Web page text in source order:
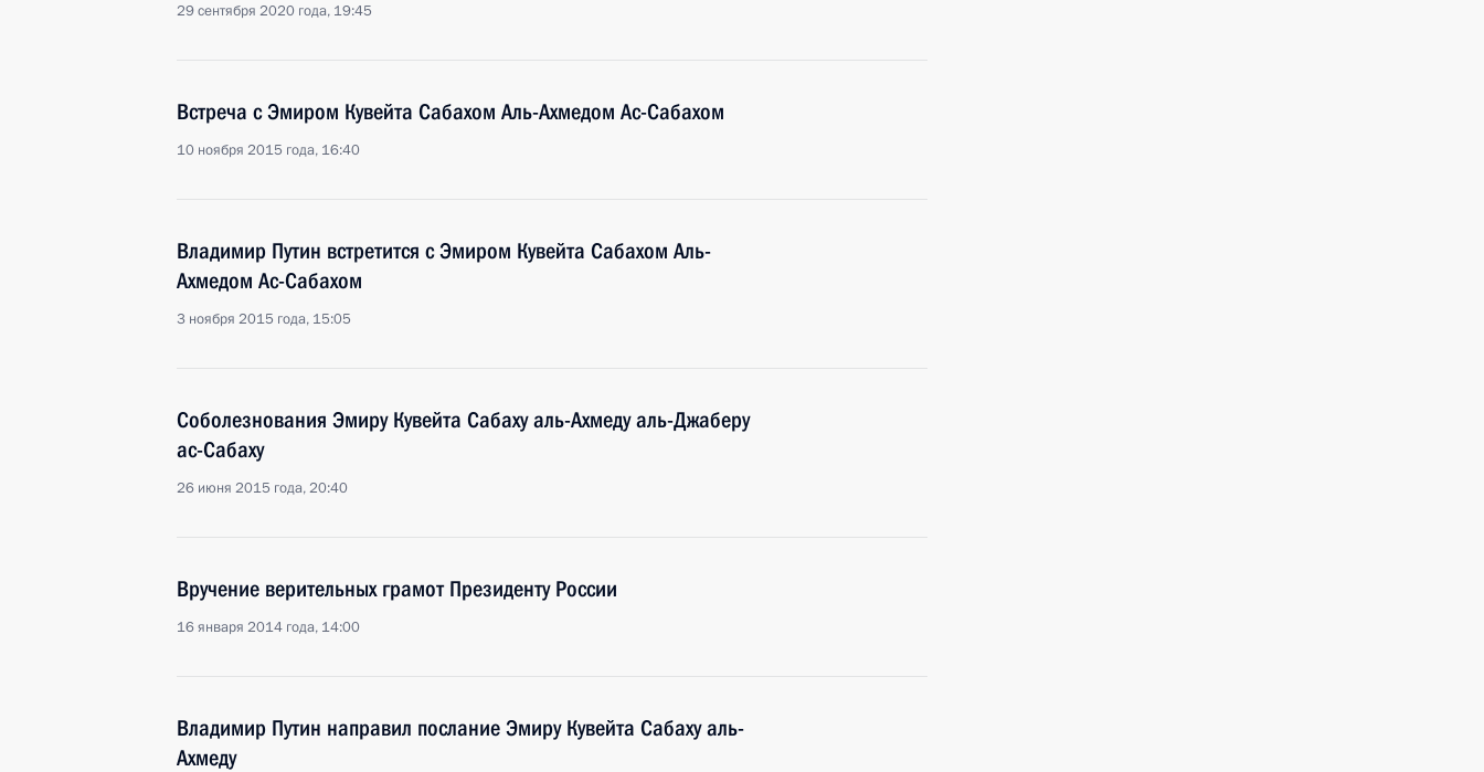
29 сентября 2020 года, 19:45
Встреча с Эмиром Кувейта Сабахом Аль-Ахмедом Ас-Сабахом
10 ноября 2015 года, 16:40
Владимир Путин встретится с Эмиром Кувейта Сабахом Аль-
Ахмедом Ас-Сабахом
3 ноября 2015 года, 15:05
Соболезнования Эмиру Кувейта Сабаху аль-Ахмеду аль-Джаберу
ас-Сабаху
26 июня 2015 года, 20:40
Вручение верительных грамот Президенту России
16 января 2014 года, 14:00
Владимир Путин направил послание Эмиру Кувейта Сабаху аль-
Ахмеду